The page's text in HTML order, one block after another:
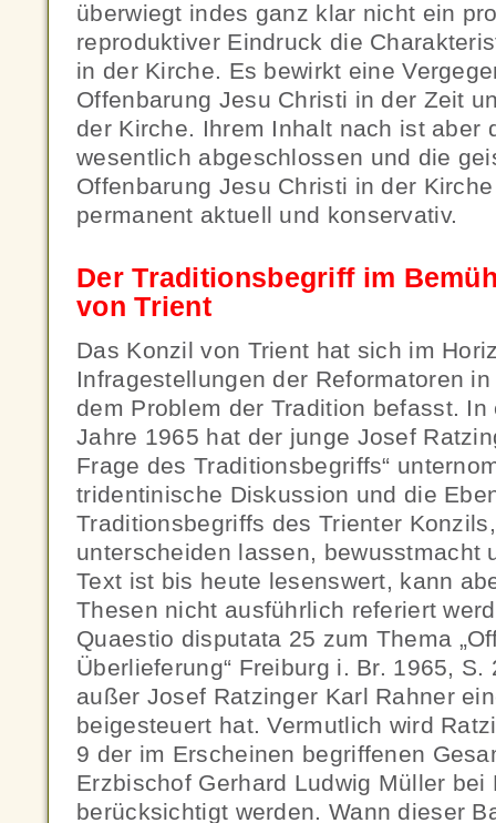
überwiegt indes ganz klar nicht ein
reproduktiver Eindruck die
in der Kirche. Es bewirkt eine
Offenbarung Jesu Christi in der Zeit
der Kirche. Ihrem Inhalt nach ist aber
wesentlich abgeschlossen und die
Offenbarung Jesu Christi in der
permanent aktuell und konservativ.
Der Traditionsbegriff im
von Trient
Das Konzil von Trient hat sich im
Infragestellungen der Reformatoren
dem Problem der Tradition befasst.
Jahre 1965 hat der junge Josef
Frage des Traditionsbegriffs“
tridentinische Diskussion und die
Traditionsbegriffs des Trienter
unterscheiden lassen, bewusstmacht
Text ist bis heute lesenswert, kann
Thesen nicht ausführlich referiert
Quaestio disputata 25 zum Thema
Überlieferung“ Freiburg i. Br. 1965,
außer Josef Ratzinger Karl Rahner
beigesteuert hat. Vermutlich wird
9 der im Erscheinen begriffenen
Erzbischof Gerhard Ludwig Müller bei
berücksichtigt werden. Wann dieser